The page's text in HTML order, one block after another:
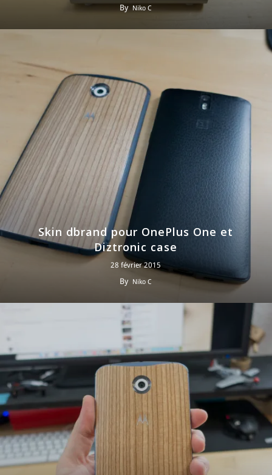
By Niko C
Skin dbrand pour OnePlus One et
Diztronic case
28 février 2015
By Niko C